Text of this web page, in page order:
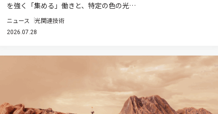
を強く「集める」働きと、特定の色の光…
ニュース 光関連技術
2026.07.28